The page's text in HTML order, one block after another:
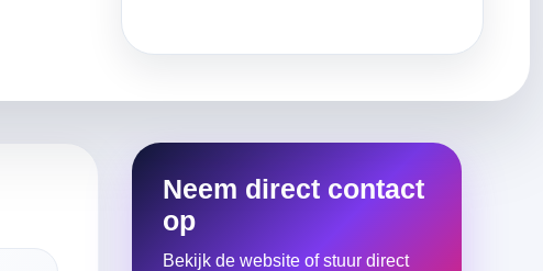
Neem direct contact
op
Bekijk de website of stuur direct